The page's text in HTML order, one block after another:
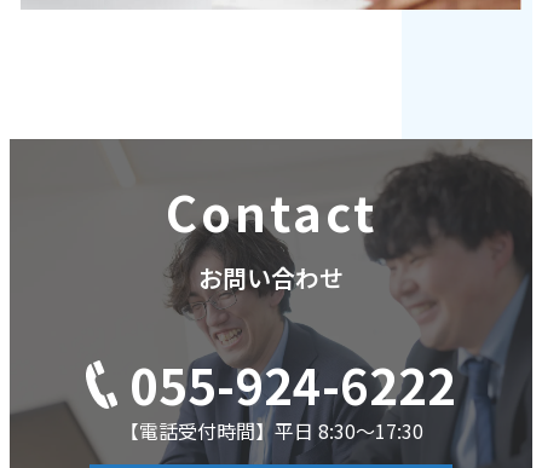
Contact
お問い合わせ
055-924-6222
【電話受付時間】平日 8:30～17:30